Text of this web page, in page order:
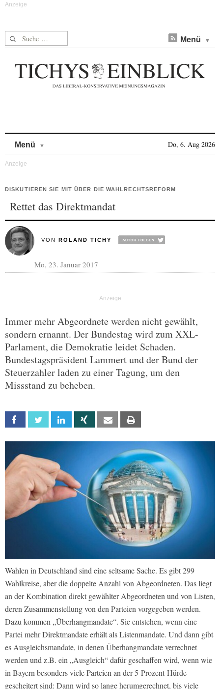
Suche nach: Menü
Menü Do, 6. Aug 2026
DISKUTIEREN SIE MIT ÜBER DIE WAHLRECHTSREFORM
Rettet das Direktmandat
VON ROLAND TICHY
Mo, 23. Januar 2017
Immer mehr Abgeordnete werden nicht gewählt,
sondern ernannt. Der Bundestag wird zum XXL-
Parlament, die Demokratie leidet Schaden.
Bundestagspräsident Lammert und der Bund der
Steuerzahler laden zu einer Tagung, um den
Missstand zu beheben.
Facebook Twitter Linkedin Xing Email
Wahlen in Deutschland sind eine seltsame Sache. Es gibt 299
Wahlkreise, aber die doppelte Anzahl von Abgeordneten. Das liegt
an der Kombination direkt gewählter Abgeordneten und von Listen,
deren Zusammenstellung von den Parteien vorgegeben werden.
Dazu kommen „Überhangmandate“. Sie entstehen, wenn eine
Partei mehr Direktmandate erhält als Listenmandate. Und dann gibt
es Ausgleichsmandate, in denen Überhangmandate verrechnet
werden und z.B. ein „Ausgleich“ dafür geschaffen wird, wenn wie
in Bayern besonders viele Parteien an der 5-Prozent-Hürde
gescheitert sind: Dann wird so lange herumgerechnet, bis viele